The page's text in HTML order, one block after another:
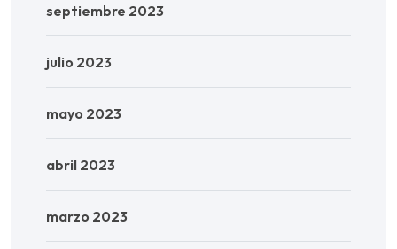
septiembre 2023
julio 2023
mayo 2023
abril 2023
marzo 2023